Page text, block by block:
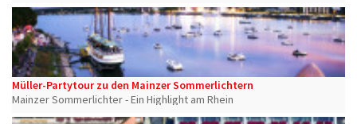
Müller-Partytour zu den Mainzer Sommerlichtern
Mainzer Sommerlichter - Ein Highlight am Rhein